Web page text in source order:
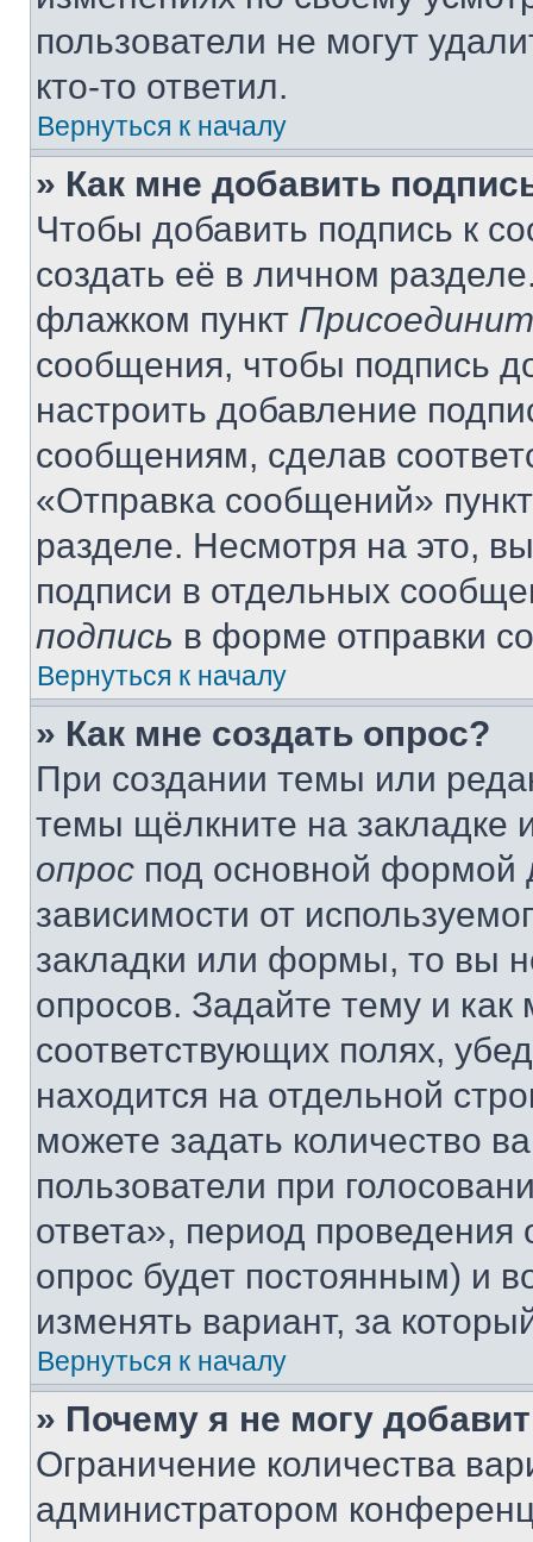
пользователи не могут
кто-то ответил.
Вернуться к началу
» Как мне добавить
Чтобы добавить подпись к
создать её в личном
флажком пункт
сообщения, чтобы подпись
настроить добавление
сообщениям, сделав
«Отправка сообщений»
разделе. Несмотря на это,
подписи в отдельных
подпись в форме отправки
Вернуться к началу
» Как мне создать опрос?
При создании темы или
темы щёлкните на
опрос под основной формой
зависимости от
закладки или формы, то вы
опросов. Задайте тему и
соответствующих полях,
находится на отдельной
можете задать количество
пользователи при
ответа», период проведения
опрос будет постоянным) и
изменять вариант, за
Вернуться к началу
» Почему я не могу
Ограничение количества
администратором